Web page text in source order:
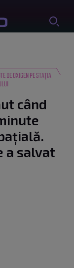
DE OXIGEN PE STAȚIA
când
a salvat